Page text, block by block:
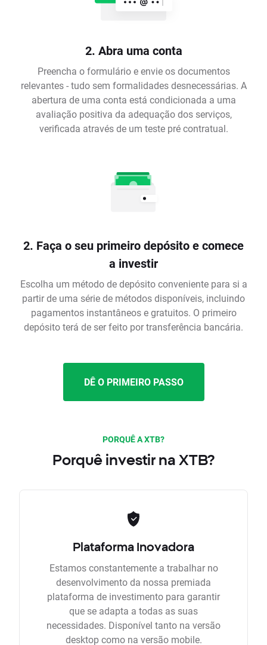
2. Abra uma conta
Preencha o formulário e envie os documentos
relevantes - tudo sem formalidades desnecessárias. A
abertura de uma conta está condicionada a uma
avaliação positiva da adequação dos serviços,
verificada através de um teste pré contratual.
2. Faça o seu primeiro depósito e comece
a investir
Escolha um método de depósito conveniente para si a
partir de uma série de métodos disponíveis, incluindo
pagamentos instantâneos e gratuitos. O primeiro
depósito terá de ser feito por transferência bancária.
DÊ O PRIMEIRO PASSO
PORQUÊ A XTB?
Porquê investir na XTB?
Plataforma Inovadora
Estamos constantemente a trabalhar no
desenvolvimento da nossa premiada
plataforma de investimento para garantir
que se adapta a todas as suas
necessidades. Disponível tanto na versão
desktop como na versão mobile.